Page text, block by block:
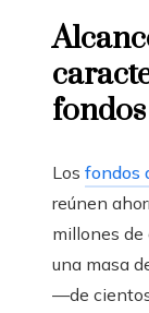
fondos
Los fondos
reúnen
millones
una masa
—de